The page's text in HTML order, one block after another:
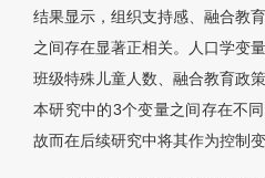
结果显示，组织支持感、融合教
之间存在显著正相关。人口学变
班级特殊儿童人数、融合教育政
本研究中的3个变量之间存在不
故而在后续研究中将其作为控制变